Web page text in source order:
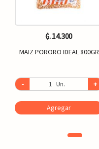
₲. 14.300
MAIZ PORORO IDEAL 800GR
- Un. +
Agregar